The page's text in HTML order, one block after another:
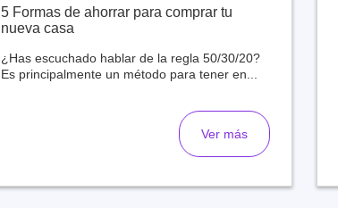
5 Formas de ahorrar para comprar tu
nueva casa
¿Has escuchado hablar de la regla 50/30/20?
Es principalmente un método para tener en...
Ver más